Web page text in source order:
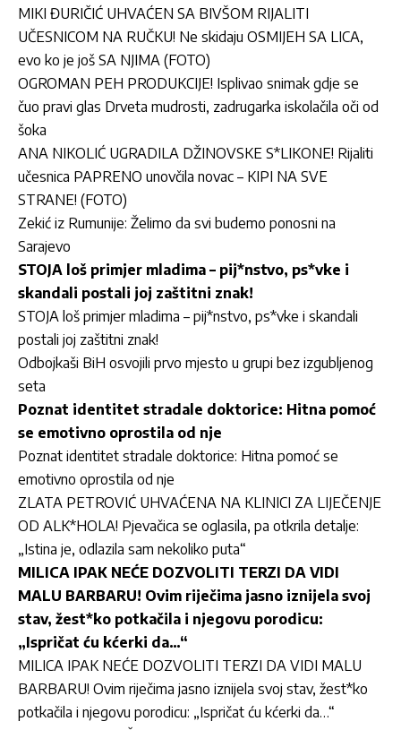
MIKI ĐURIČIĆ UHVAĆEN SA BIVŠOM RIJALITI
UČESNICOM NA RUČKU! Ne skidaju OSMIJEH SA LICA,
evo ko je još SA NJIMA (FOTO)
OGROMAN PEH PRODUKCIJE! Isplivao snimak gdje se
čuo pravi glas Drveta mudrosti, zadrugarka iskolačila oči od
šoka
ANA NIKOLIĆ UGRADILA DŽINOVSKE S*LIKONE! Rijaliti
učesnica PAPRENO unovčila novac – KIPI NA SVE
STRANE! (FOTO)
Zekić iz Rumunije: Želimo da svi budemo ponosni na
Sarajevo
STOJA loš primjer mladima – pij*nstvo, ps*vke i
skandali postali joj zaštitni znak!
STOJA loš primjer mladima – pij*nstvo, ps*vke i skandali
postali joj zaštitni znak!
Odbojkaši BiH osvojili prvo mjesto u grupi bez izgubljenog
seta
Poznat identitet stradale doktorice: Hitna pomoć
se emotivno oprostila od nje
Poznat identitet stradale doktorice: Hitna pomoć se
emotivno oprostila od nje
ZLATA PETROVIĆ UHVAĆENA NA KLINICI ZA LIJEČENJE
OD ALK*HOLA! Pjevačica se oglasila, pa otkrila detalje:
„Istina je, odlazila sam nekoliko puta“
MILICA IPAK NEĆE DOZVOLITI TERZI DA VIDI
MALU BARBARU! Ovim riječima jasno iznijela svoj
stav, žest*ko potkačila i njegovu porodicu:
„Ispričat ću kćerki da…“
MILICA IPAK NEĆE DOZVOLITI TERZI DA VIDI MALU
BARBARU! Ovim riječima jasno iznijela svoj stav, žest*ko
potkačila i njegovu porodicu: „Ispričat ću kćerki da…“